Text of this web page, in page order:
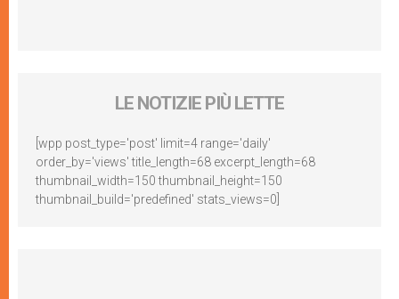
LE NOTIZIE PIÙ LETTE
[wpp post_type='post' limit=4 range='daily'
order_by='views' title_length=68 excerpt_length=68
thumbnail_width=150 thumbnail_height=150
thumbnail_build='predefined' stats_views=0]